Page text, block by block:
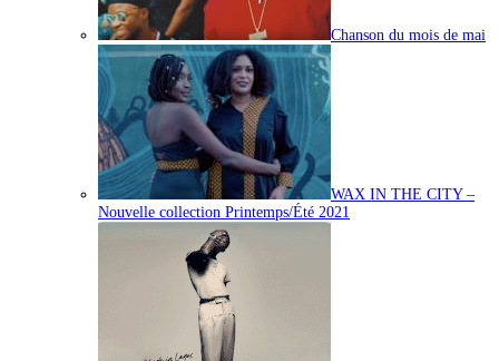
Chanson du mois de mai
WAX IN THE CITY –
Nouvelle collection Printemps/Été 2021